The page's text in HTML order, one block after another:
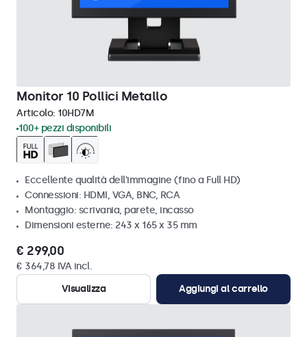
Monitor 10 Pollici Metallo
Articolo: 10HD7M
100+ pezzi disponibili
Eccellente qualità dell'immagine (fino a Full HD)
Connessioni: HDMI, VGA, BNC, RCA
Montaggio: scrivania, parete, incasso
Dimensioni esterne: 243 x 165 x 35 mm
€ 299,00
€ 364,78 IVA incl.
Visualizza
Aggiungi al carrello